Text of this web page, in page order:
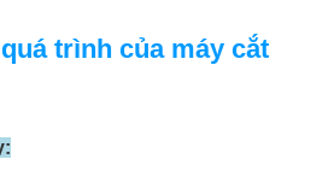
trình của máy cắt